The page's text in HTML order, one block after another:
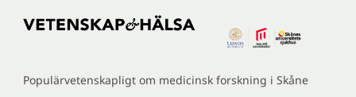
Hoppa
Populärvetenskapligt om medicinsk forskning i Skåne